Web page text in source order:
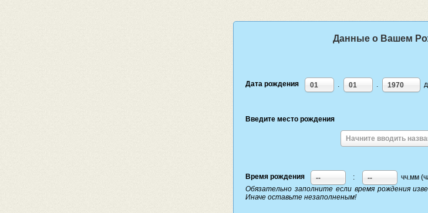
Данные о Вашем
Дата рождения 01 01 1970
Введите место рождения
Начните вводить
Время рождения -- : --
чч.мм
Обязательно заполните если время рождения
Иначе оставьте незаполненым!